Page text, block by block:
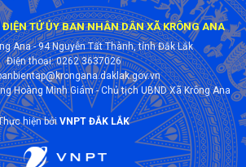
TỬ ỦY BAN NHÂN DÂN XÃ KRÔNG ANA
Ana - 94 Nguyễn Tất Thành, tỉnh Đắk Lắk
Điện thoại: 0262 3637026
Hoàng Minh Giám - Chủ tịch UBND Xã Krông Ana
hiện bởiVNPT ĐẮK LẮK